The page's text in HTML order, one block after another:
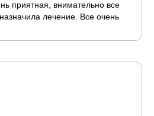
приятная, внимательно все
лечение. Все очень